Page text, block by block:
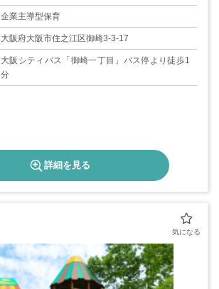
企業主導型保育
大阪府大阪市住之江区御崎3-3-17
大阪シティバス「御崎一丁目」バス停より徒歩1
分
詳細を見る